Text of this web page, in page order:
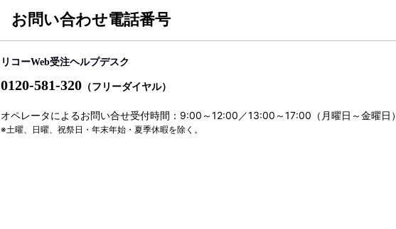
お問い合わせ電話番号
リコーWeb受注ヘルプデスク
0120-581-320 （フリーダイヤル）
オペレータによるお問い合せ受付時間：9:00～12:00／13:00～17:00（月曜日～金曜日）
※土曜、日曜、祝祭日・年末年始・夏季休暇を除く。